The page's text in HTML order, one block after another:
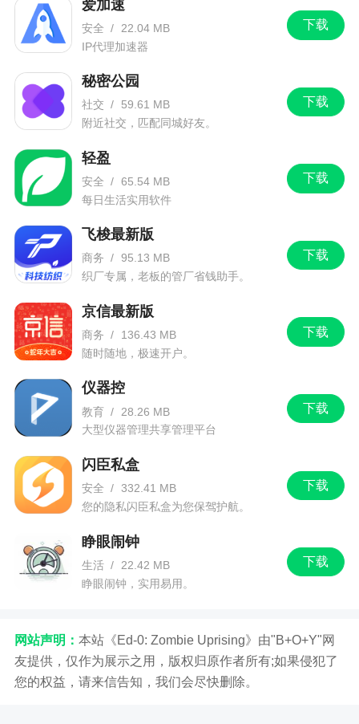
1、各种乐高的玩具教程等你来看哦，教你可以
快速玩具拼装哦
2、以后您在对乐高产品进行拼接的时候，就会
非常的舒适
搜索乐高的详细内容
4、为许多用户提供了最直观的拼搭体验，您才
小编评价
1、自己拼接乐高不在是难题哦！乐高拼搭指引
来帮你哦
2、这里超级多的不同的乐高的玩具教程哦，教
你如何快速的安装乐高游戏哦，以后自己组装乐高
再也没有任何问题了哦，你还可以在这里了解各种
最新的乐高的资讯哦
3、乐高拼搭指引最新版是乐高拼搭手机助手，
软件可以帮助用户搜索乐高新品套装，可以帮助查
看拼搭说明等，乐高达人必备软件
更新日志
v3.0.7版本
下载
爱加速
安全 /
22.04 MB
IP代理加速器
下载
秘密公园
社交 /
59.61 MB
附近社交，匹配同城好友。
下载
轻盈
安全 / 65.54 MB
每日生活实用软件
下载
飞梭最新版
商务 / 95.13 MB
织厂专属，老板的管厂省钱助手。
下载
京信最新版
商务 /
136.43 MB
随时随地，极速开户。
下载
仪器控
教育 /
28.26 MB
大型仪器管理共享管理平台
下载
闪臣私盒
安全 / 332.41 MB
您的隐私闪臣私盒为您保驾护航。
下载
睁眼闹钟
生活 /
22.42 MB
睁眼闹钟，实用易用。
网站声明： 本站《Ed-0: Zombie Uprising》由"B+O+Y"网
友提供，仅作为展示之用，版权归原作者所有;如果侵犯了
您的权益，请来信告知，我们会尽快删除。